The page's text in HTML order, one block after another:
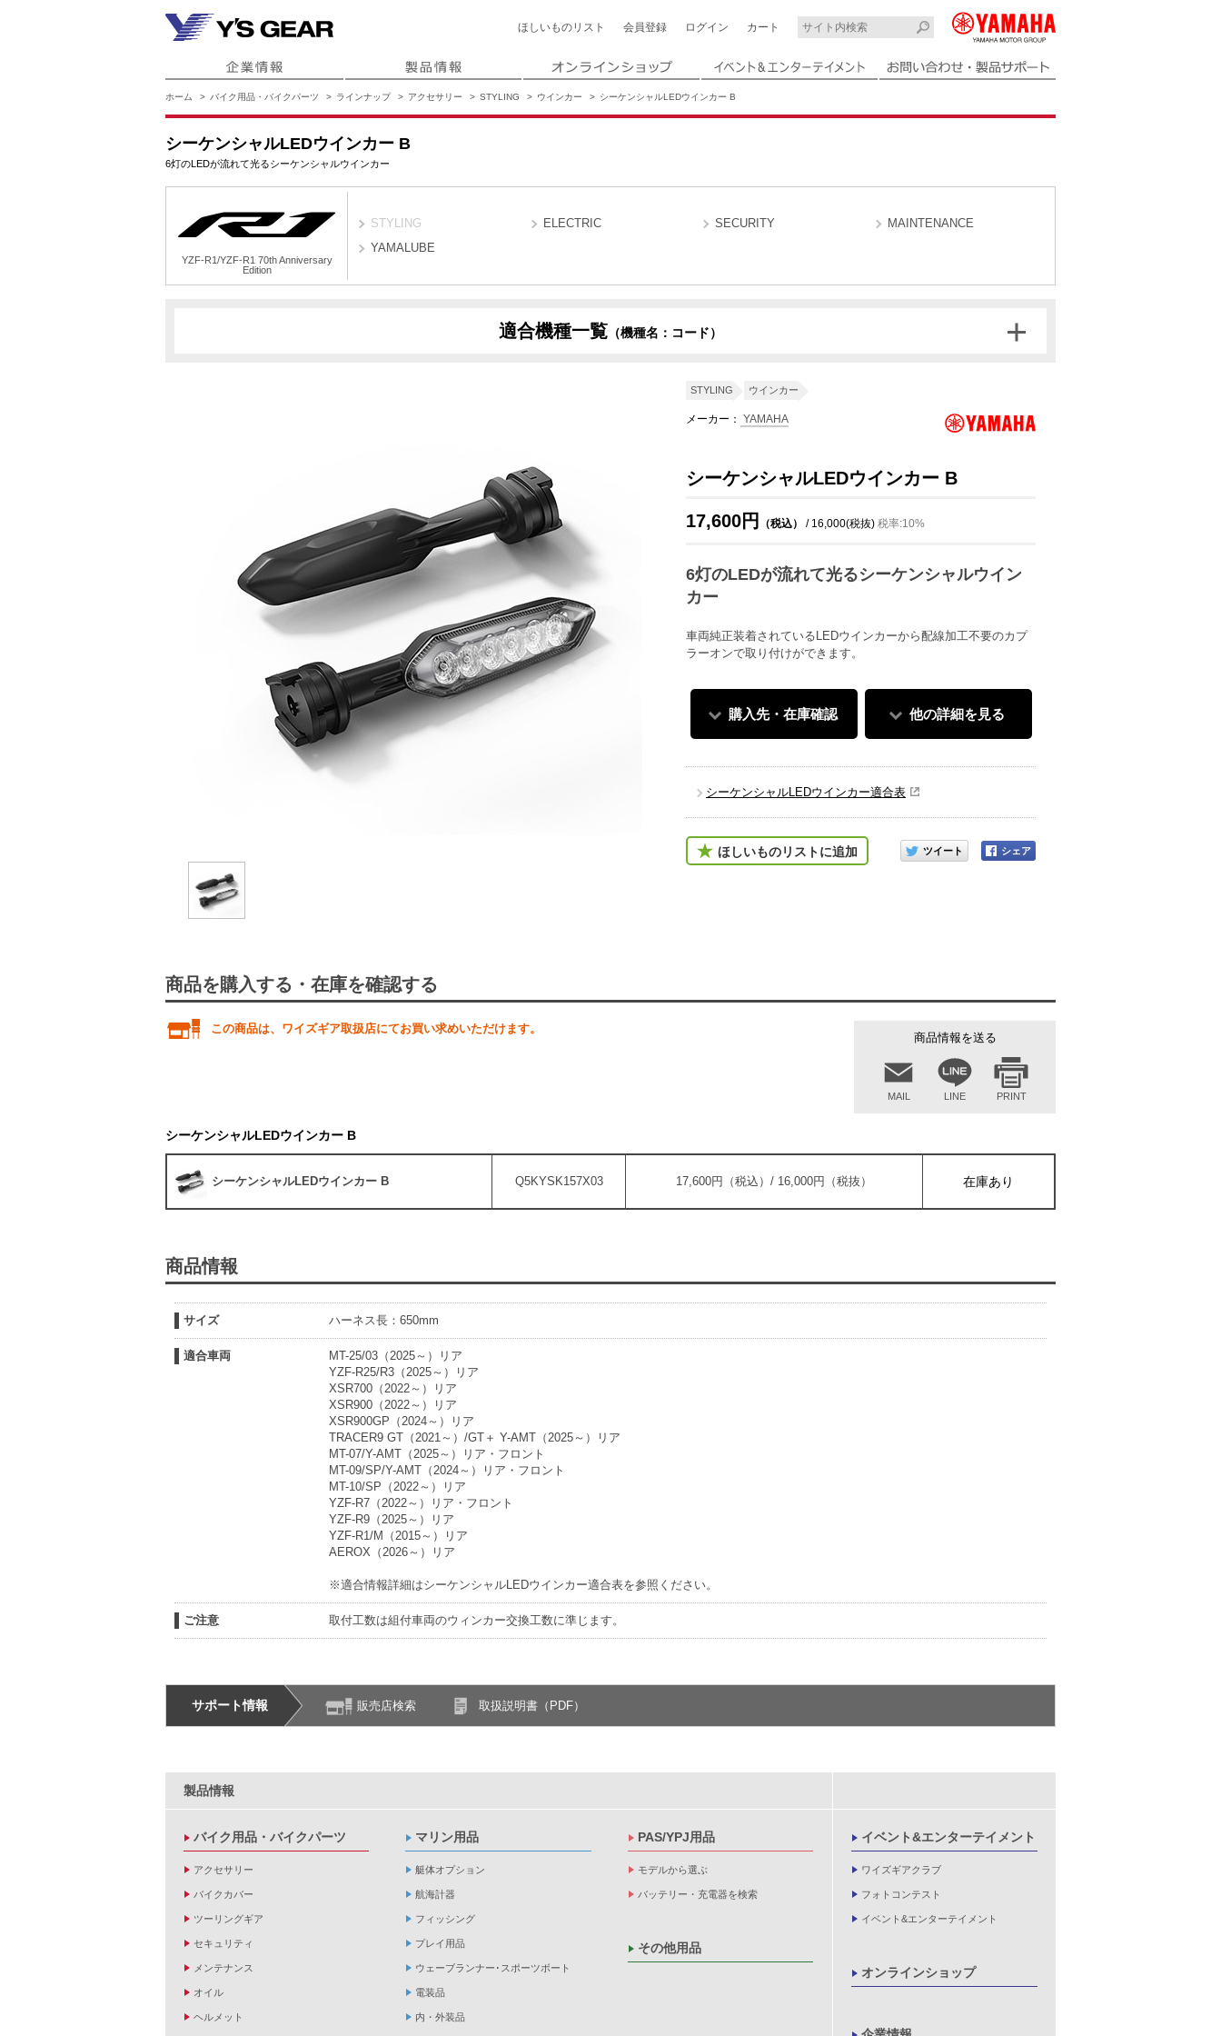
ほしいもの リスト 会員登録 ログイン カート
ホーム バイク用品・バイクパーツ ラインナップ アクセサリー STYLING ウインカー シーケンシャルLEDウインカー B
シーケンシャルLEDウインカー B
6灯のLEDが流れて光るシーケンシャルウインカー
YZF-R1/YZF-R1 70th Anniversary
Edition
STYLING ELECTRIC SECURITY
MAINTENANCE
YAMALUBE
適合機種一覧 （機種名：コード）
STYLING ウインカー
メーカー： YAMAHA
シーケンシャルLEDウインカー B
17,600円 （税込） / 16,000(税抜) 税率:10%
6灯のLEDが流れて光るシーケンシャルウイン
カー
車両純正装着されているLEDウインカーから配線加工不要のカプ
ラーオンで取り付けができます。
購入先・在庫確認 他の詳細を見る
シーケンシャルLEDウインカー適合表
ほしいものリストに追加
このアイテムをシェアする
商品を購入する・在庫を確認する
商品情報を送る
MAIL LINE PRINT
この商品は、ワイズギア取扱店にてお買い求めいただけます。
シーケンシャルLEDウインカー B
シーケンシャルLEDウインカー B Q5KYSK157X03 17,600円（税込）/ 16,000円（税抜） 在庫あり
商品情報
サイズ ハーネス長：650mm
適合車両
MT-25/03（2025～）リア
YZF-R25/R3（2025～）リア
XSR700（2022～）リア
XSR900（2022～）リア
XSR900GP（2024～）リア
TRACER9 GT（2021～）/GT＋ Y-AMT（2025～）リア
MT-07/Y-AMT（2025～）リア・フロント
MT-09/SP/Y-AMT（2024～）リア・フロント
MT-10/SP（2022～）リア
YZF-R7（2022～）リア・フロント
YZF-R9（2025～）リア
YZF-R1/M（2015～）リア
AEROX（2026～）リア
※適合情報詳細はシーケンシャルLEDウインカー適合表を参照ください。
ご注意 取付工数は組付車両のウィンカー交換工数に準じます。
サポート情報 販売店検索 取扱説明書（PDF）
製品情報
バイク用品・バイクパーツ
アクセサリー
バイクカバー
ツーリングギア
セキュリティ
メンテナンス
オイル
ヘルメット
マリン用品
艇体オプション
航海計器
フィッシング
プレイ用品
ウェーブランナー･スポーツボート
電装品
内・外装品
PAS/YPJ用品
モデルから選ぶ
バッテリー・充電器を検索
その他用品
イベント&エンターテイメント
ワイズギアクラブ
フォトコンテスト
イベント&エンターテイメント
オンラインショップ